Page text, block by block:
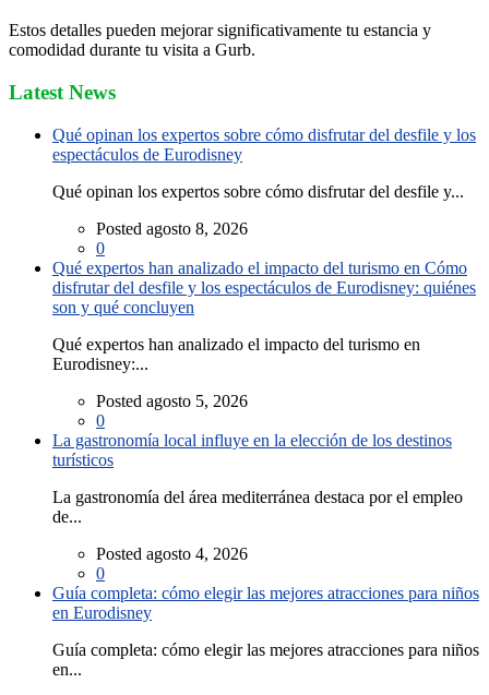
Estos detalles pueden mejorar significativamente tu estancia y
comodidad durante tu visita a Gurb.
Latest News
Qué opinan los expertos sobre cómo disfrutar del desfile y los
espectáculos de Eurodisney
Qué opinan los expertos sobre cómo disfrutar del desfile y...
Posted agosto 8, 2026
0
Qué expertos han analizado el impacto del turismo en Cómo
disfrutar del desfile y los espectáculos de Eurodisney: quiénes
son y qué concluyen
Qué expertos han analizado el impacto del turismo en
Eurodisney:...
Posted agosto 5, 2026
0
La gastronomía local influye en la elección de los destinos
turísticos
La gastronomía del área mediterránea destaca por el empleo
de...
Posted agosto 4, 2026
0
Guía completa: cómo elegir las mejores atracciones para niños
en Eurodisney
Guía completa: cómo elegir las mejores atracciones para niños
en...